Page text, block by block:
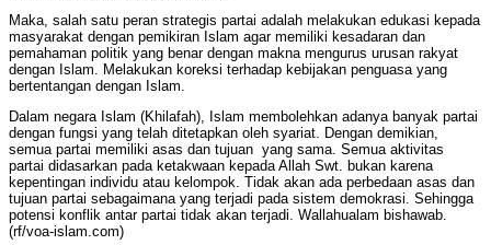
Maka, salah satu peran strategis partai adalah melakukan edukasi kepada
masyarakat dengan pemikiran Islam agar memiliki kesadaran dan
pemahaman politik yang benar dengan makna mengurus urusan rakyat
dengan Islam. Melakukan koreksi terhadap kebijakan penguasa yang
bertentangan dengan Islam.
Dalam negara Islam (Khilafah), Islam membolehkan adanya banyak partai
dengan fungsi yang telah ditetapkan oleh syariat. Dengan demikian,
semua partai memiliki asas dan tujuan yang sama. Semua aktivitas
partai didasarkan pada ketakwaan kepada Allah Swt. bukan karena
kepentingan individu atau kelompok. Tidak akan ada perbedaan asas dan
tujuan partai sebagaimana yang terjadi pada sistem demokrasi. Sehingga
potensi konflik antar partai tidak akan terjadi. Wallahualam bishawab.
(rf/voa-islam.com)